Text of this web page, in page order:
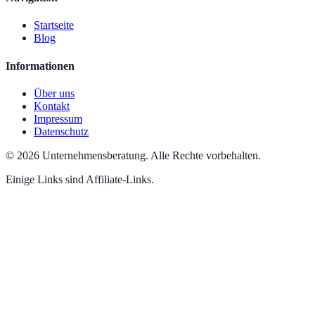
Startseite
Blog
Informationen
Über uns
Kontakt
Impressum
Datenschutz
© 2026 Unternehmensberatung. Alle Rechte vorbehalten.
Einige Links sind Affiliate-Links.